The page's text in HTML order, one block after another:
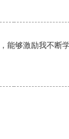
能够激励我不断